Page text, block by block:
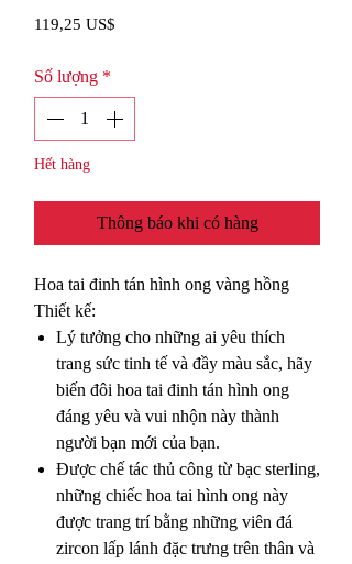
119,25 US$
Số lượng *
Hết hàng
Thông báo khi có hàng
Hoa tai đinh tán hình ong vàng hồng
Thiết kế:
Lý tưởng cho những ai yêu thích
trang sức tinh tế và đầy màu sắc, hãy
biến đôi hoa tai đinh tán hình ong
đáng yêu và vui nhộn này thành
người bạn mới của bạn.
Được chế tác thủ công từ bạc sterling,
những chiếc hoa tai hình ong này
được trang trí bằng những viên đá
zircon lấp lánh đặc trưng trên thân và